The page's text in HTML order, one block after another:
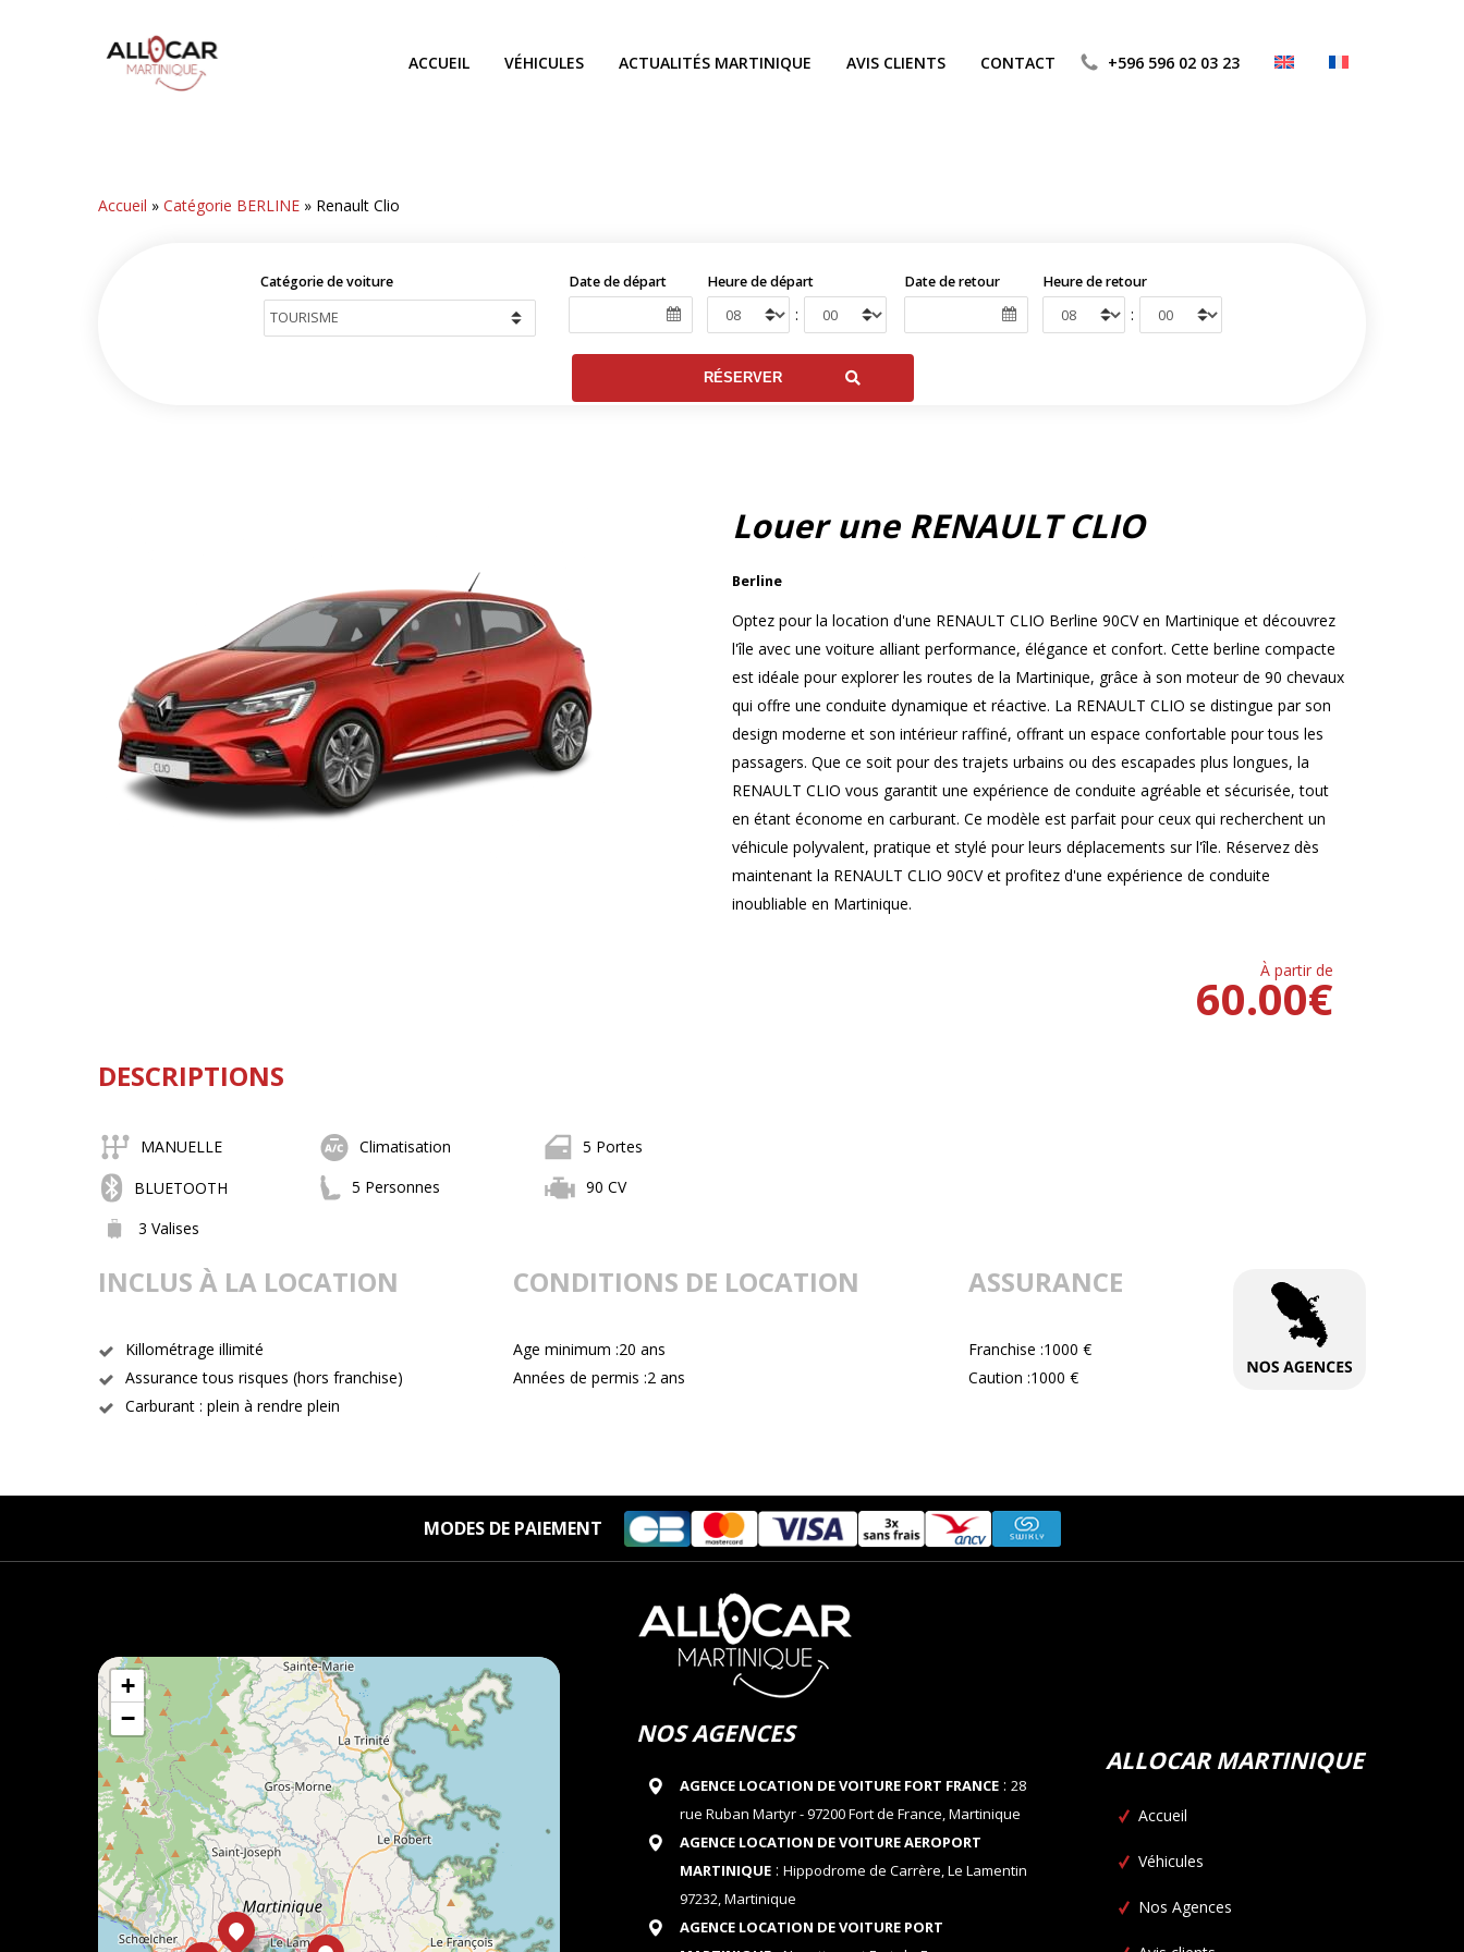
ACCUEIL VÉHICULES ACTUALITÉS MARTINIQUE AVIS CLIENTS CONTACT +596 596 02 03 23
Accueil »Catégorie BERLINE » Renault Clio
Catégorie de voiture Date de départ Heure de départ
:
Date de retour Heure de retour
:
Louer une RENAULT CLIO
Berline
Optez pour la location d'une RENAULT CLIO Berline 90CV en Martinique et découvrez
l'île avec une voiture alliant performance, élégance et confort. Cette berline compacte
est idéale pour explorer les routes de la Martinique, grâce à son moteur de 90 chevaux
qui offre une conduite dynamique et réactive. La RENAULT CLIO se distingue par son
design moderne et son intérieur raffiné, offrant un espace confortable pour tous les
passagers. Que ce soit pour des trajets urbains ou des escapades plus longues, la
RENAULT CLIO vous garantit une expérience de conduite agréable et sécurisée, tout
en étant économe en carburant. Ce modèle est parfait pour ceux qui recherchent un
véhicule polyvalent, pratique et stylé pour leurs déplacements sur l'île. Réservez dès
maintenant la RENAULT CLIO 90CV et profitez d'une expérience de conduite
inoubliable en Martinique.
À partir de
€
60.00
DESCRIPTIONS
MANUELLE Climatisation
5 Portes
BLUETOOTH
5 Personnes
90 CV
3 Valises
INCLUS À LA LOCATION
Killométrage illimité
Assurance tous risques (hors franchise)
Carburant : plein à rendre plein
CONDITIONS DE LOCATION
Age minimum :20 ans
Années de permis :2 ans
ASSURANCE
Franchise :1000 €
Caution :1000 €
MODES DE PAIEMENT
+
−
NOS AGENCES
AGENCE LOCATION DE VOITURE FORT FRANCE: 28
rue Ruban Martyr - 97200 Fort de France, Martinique
AGENCE LOCATION DE VOITURE AEROPORT
MARTINIQUE: Hippodrome de Carrère, Le Lamentin
97232, Martinique
AGENCE LOCATION DE VOITURE PORT
ALLOCAR MARTINIQUE
Accueil
Véhicules
Nos Agences